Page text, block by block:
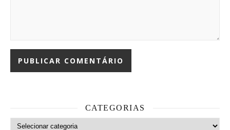
CATEGORIAS
Categorias